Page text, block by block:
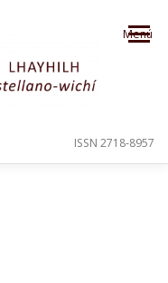
Menú
ISSN 2718-8957